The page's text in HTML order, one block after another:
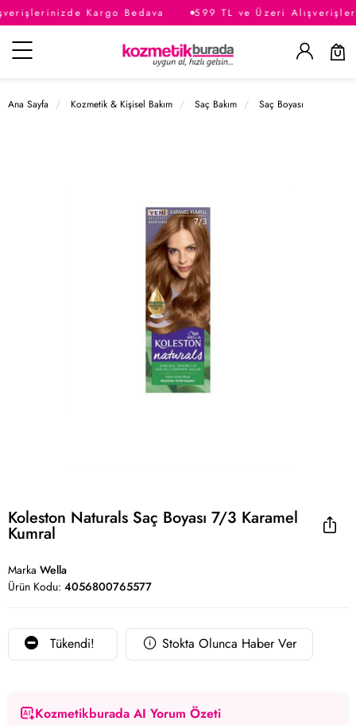
Kargo Bedava 599 TL ve Üzeri
Kategoriler
Ana Sayfa Kozmetik & Kişisel Bakım Saç Bakım Saç Boyası
Koleston Naturals Saç Boyası 7/3 Karamel
Kumral
Marka Wella
Ürün Kodu: 4056800765577
Tükendi! Stokta Olunca Haber Ver
Kozmetikburada AI Yorum Özeti